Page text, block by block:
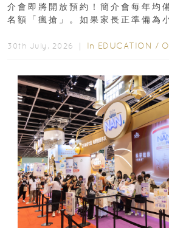
介會即將開放預約！簡介會每年均
名額「瘋搶」。如果家長正準備
30th July, 2026 ｜ In EDUCATION /